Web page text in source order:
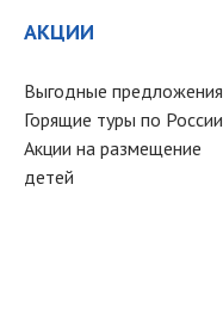
АКЦИИ
Выгодные предложения
Горящие туры по России
Акции на размещение
детей